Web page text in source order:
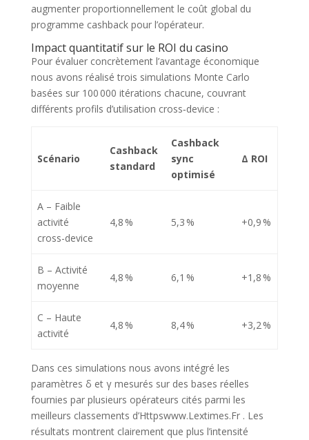
augmenter proportionnellement le coût global du
programme cashback pour l’opérateur.
Impact quantitatif sur le ROI du casino
Pour évaluer concrètement l’avantage économique
nous avons réalisé trois simulations Monte Carlo
basées sur 100 000 itérations chacune, couvrant
différents profils d’utilisation cross‑device :
Scénario
Cashback
standard
Cashback
sync
optimisé
Δ ROI
A – Faible
activité
cross-device
4,8 % 5,3 % +0,9 %
B – Activité
moyenne
4,8 % 6,1 % +1,8 %
C – Haute
activité
4,8 % 8,4 % +3,2 %
Dans ces simulations nous avons intégré les
paramètres δ et γ mesurés sur des bases réelles
fournies par plusieurs opérateurs cités parmi les
meilleurs classements d’Httpswww.Lextimes.Fr . Les
résultats montrent clairement que plus l’intensité